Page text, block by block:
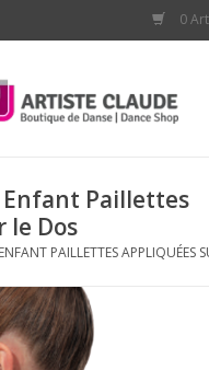
0
Enfant Paillettes
le Dos
PAILLETTES APPLIQUÉES